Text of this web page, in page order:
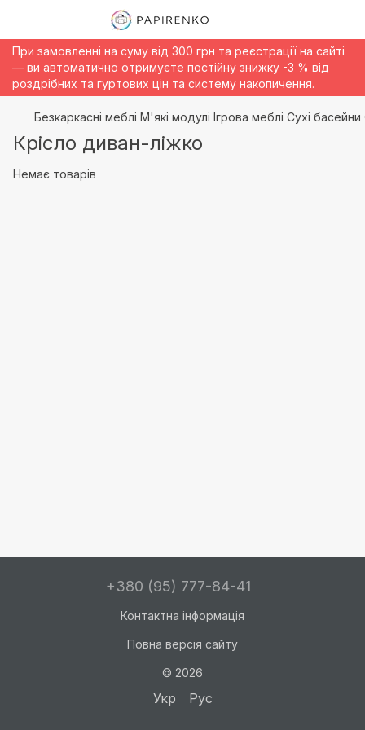
При замовленні на суму від 300 грн та реєстрації на сайті
— ви автоматично отримуєте постійну знижку -3 % від
роздрібних та гуртових цін та систему накопичення.
Безкаркасні меблі М'які модулі Ігрова меблі Сухі
Крісло диван-ліжко
Немає товарів
+380 (95) 777-84-41
Контактна інформація
Повна версія сайту
© 2026
Укр Рус